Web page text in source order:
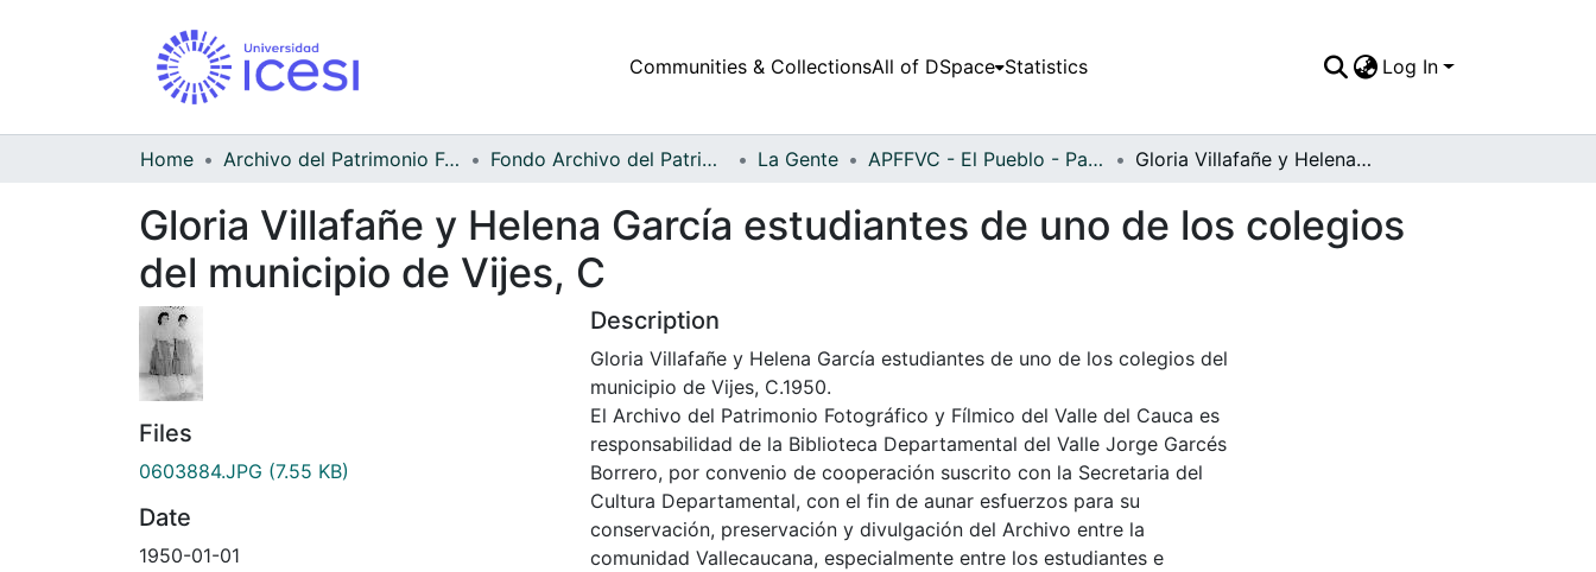
Communities & CollectionsAll of DSpace Statistics Log In
Home Archivo del Patrimonio Fotográfico y Fílmico del Valle del Cauca Fondo Archivo del Patrimonio Fotográfico y Fílmico del Valle del Cauca La Gente APFFVC - El Pueblo - Patrimonial Gloria Villafañe y Helena García estudiantes de uno de los colegios del municipio de Vijes, C
Gloria Villafañe y Helena García estudiantes de uno de los colegios
del municipio de Vijes, C
Files
0603884.JPG (7.55 KB)
Date
1950-01-01
Description
Gloria Villafañe y Helena García estudiantes de uno de los colegios del
municipio de Vijes, C.1950.
El Archivo del Patrimonio Fotográfico y Fílmico del Valle del Cauca es
responsabilidad de la Biblioteca Departamental del Valle Jorge Garcés
Borrero, por convenio de cooperación suscrito con la Secretaria del
Cultura Departamental, con el fin de aunar esfuerzos para su
conservación, preservación y divulgación del Archivo entre la
comunidad Vallecaucana, especialmente entre los estudiantes e